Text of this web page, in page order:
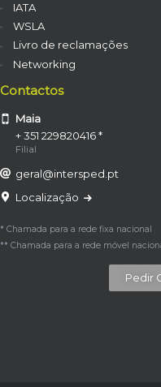
IATA
WSLA
Livro de reclamações
Networking
Contactos
Maia
+ 351 229820416 *
Filial
geral@intersped.pt
Localização
* Chamada para a rede fixa nacional
** Chamada para a rede móvel
Pedir